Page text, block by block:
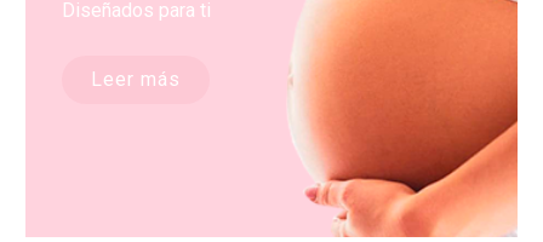
Diseñados para ti
Leer más